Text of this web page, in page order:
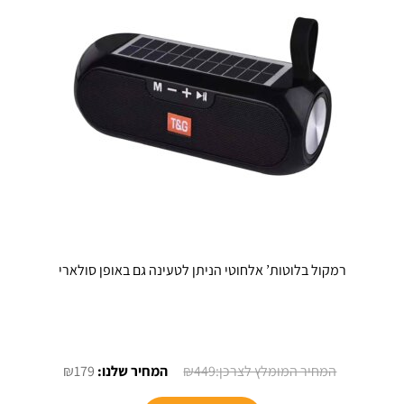
רמקול בלוטות’ אלחוטי הניתן לטעינה גם באופן סולארי
₪449
המחיר
המקורי
₪179